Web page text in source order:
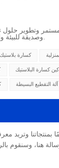
وتطوير
كسارة
كسارة البلاستيك
آلة التقطيع البسيطة
بمنتجاتنا وتريد
هنا، وسنقوم